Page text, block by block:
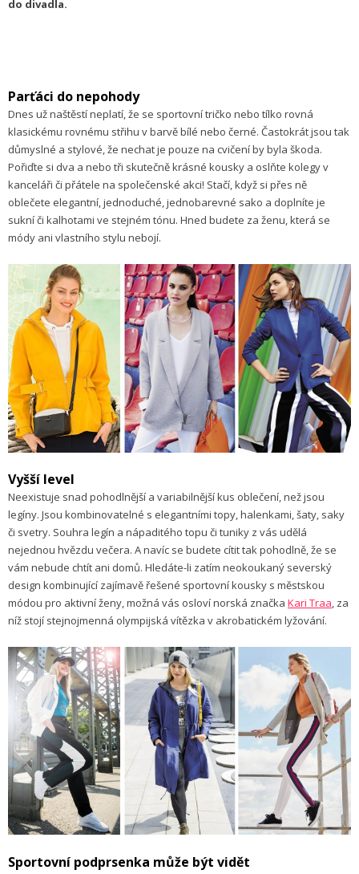
do divadla.
Parťáci do nepohody
Dnes už naštěstí neplatí, že se sportovní tričko nebo tílko rovná
klasickému rovnému střihu v barvě bílé nebo černé. Častokrát jsou tak
důmyslné a stylové, že nechat je pouze na cvičení by byla škoda.
Pořiďte si dva a nebo tři skutečně krásné kousky a oslňte kolegy v
kanceláři či přátele na společenské akci! Stačí, když si přes ně
oblečete elegantní, jednoduché, jednobarevné sako a doplníte je
sukní či kalhotami ve stejném tónu. Hned budete za ženu, která se
módy ani vlastního stylu nebojí.
Vyšší level
Neexistuje snad pohodlnější a variabilnější kus oblečení, než jsou
legíny. Jsou kombinovatelné s elegantními topy, halenkami, šaty, saky
či svetry. Souhra legín a nápaditého topu či tuniky z vás udělá
nejednou hvězdu večera. A navíc se budete cítit tak pohodlně, že se
vám nebude chtít ani domů. Hledáte-li zatím neokoukaný severský
design kombinující zajímavě řešené sportovní kousky s městskou
módou pro aktivní ženy, možná vás osloví norská značka Kari Traa, za
níž stojí stejnojmenná olympijská vítězka v akrobatickém lyžování.
Sportovní podprsenka může být vidět